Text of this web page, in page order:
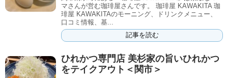
マさんが営む珈琲屋さんです。 珈琲屋 KAWAKITA 珈
琲屋 KAWAKITAのモーニング、ドリンクメニュー、
口コミ情報、基...
記事を読む
ひれかつ専門店 美杉家の旨いひれかつ
をテイクアウト＜関市＞